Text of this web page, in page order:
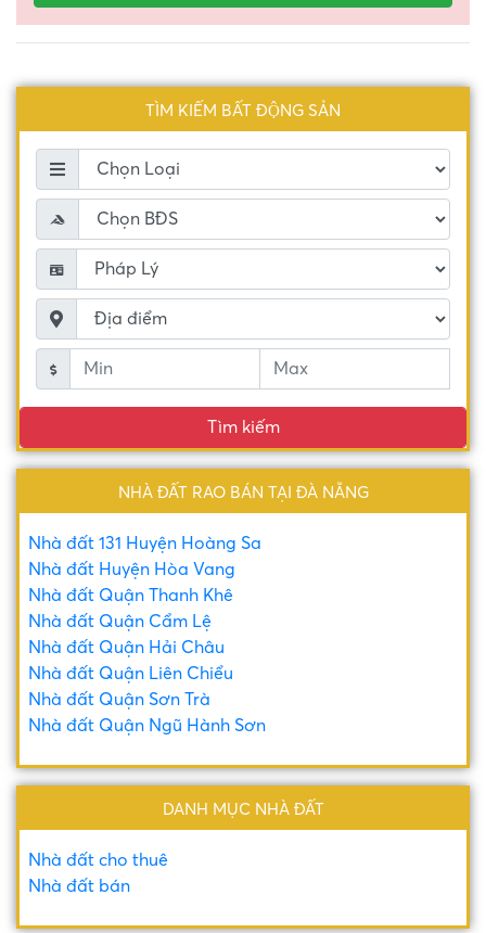
TÌM KIẾM BẤT ĐỘNG SẢN
Tìm kiếm
NHÀ ĐẤT RAO BÁN TẠI ĐÀ NẴNG
Nhà đất 131 Huyện Hoàng Sa
Nhà đất Huyện Hòa Vang
Nhà đất Quận Thanh Khê
Nhà đất Quận Cẩm Lệ
Nhà đất Quận Hải Châu
Nhà đất Quận Liên Chiểu
Nhà đất Quận Sơn Trà
Nhà đất Quận Ngũ Hành Sơn
DANH MỤC NHÀ ĐẤT
Nhà đất cho thuê
Nhà đất bán